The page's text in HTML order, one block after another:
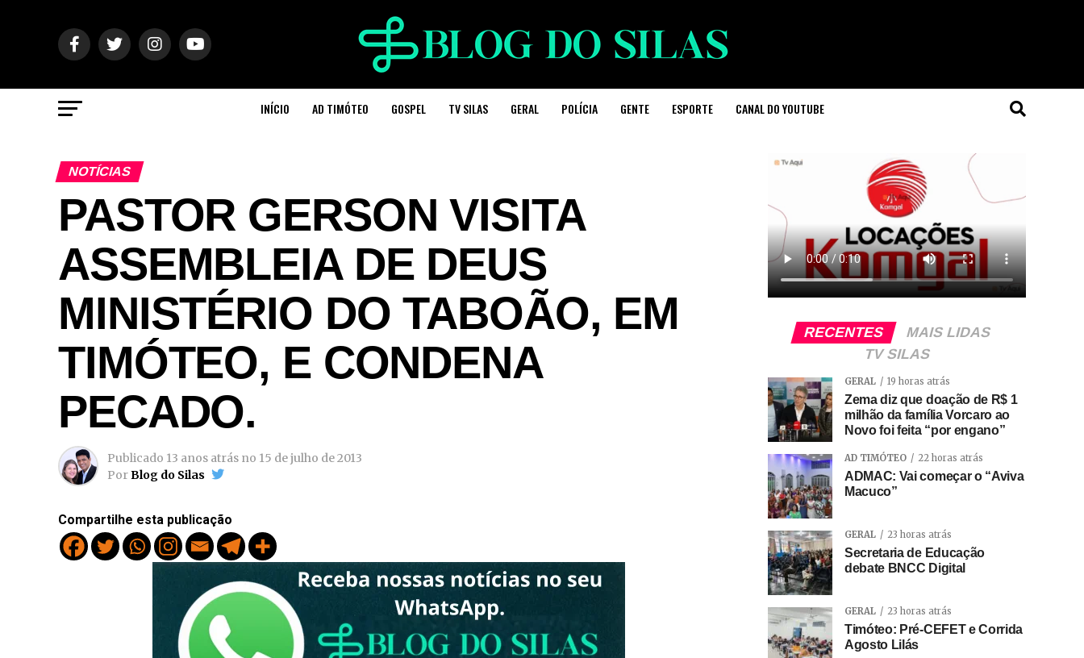
INÍCIO AD TIMÓTEO GOSPEL TV SILAS GERAL POLÍCIA GENTE ESPORTE CANAL DO YOUTUBE
NOTÍCIAS
PASTOR GERSON VISITA
ASSEMBLEIA DE DEUS
MINISTÉRIO DO TABOÃO, EM
TIMÓTEO, E CONDENA
PECADO.
Publicado 13 anos atrás no 15 de julho de 2013
PorBlog do Silas
Compartilhe esta publicação
RECENTES
MAIS LIDAS
TV SILAS
GERAL 19 horas atrás
Zema diz que doação de R$ 1
milhão da família Vorcaro ao
Novo foi feita “por engano”
AD TIMÓTEO 22 horas atrás
ADMAC: Vai começar o “Aviva
Macuco”
GERAL 23 horas atrás
Secretaria de Educação
debate BNCC Digital
GERAL 23 horas atrás
Timóteo: Pré-CEFET e Corrida
Agosto Lilás